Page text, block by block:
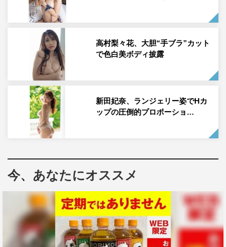
動画を収録した付録DVDも同封している。
すみぽん プロフィール
24歳。2001年8月12日生まれ。愛知県出身。T160・
B79W54H80
バスケタレントとして活躍し、SNS総フォロワー数は200
万人超えを誇る。縦型ショートドラマアプリ「タテドラ」
で配信中の『Mr.都市伝説 関暁夫の裏都市伝説』で、新テ
ーマ「不動産業界の裏」に裏都市伝説ブローカーとして出
演。そのほか最新情報は、公式X（@su_n812）、公式
FLASHデジタル写真集 すみぽん（高倉菫）『君は太
「週刊FLASH」9月9日発売号
発売：光文社
発売日：毎週火曜日
高村梨々花、大胆“手ブラ”カット
で色白美ボディ披露
新田妃奈、ランジェリー姿でHカ
ップの圧倒的プロポーショ…
今、あなたにオススメ